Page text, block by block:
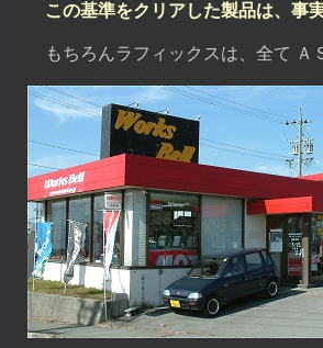
この基準をクリアした製品は、事
もちろんラフィックスは、全て ＡＳ